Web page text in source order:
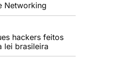
Networking
hackers feitos
lei brasileira